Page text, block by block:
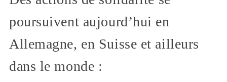
poursuivent aujourd’hui en
Allemagne, en Suisse et ailleurs
dans le monde :